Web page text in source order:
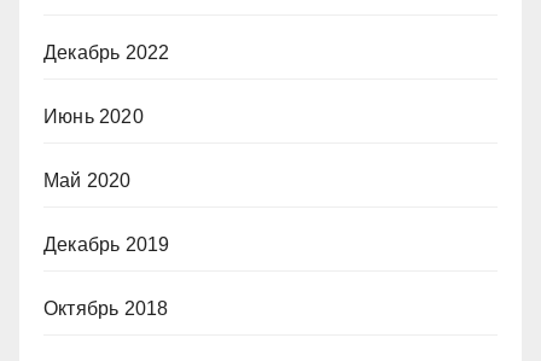
Декабрь 2022
Июнь 2020
Май 2020
Декабрь 2019
Октябрь 2018